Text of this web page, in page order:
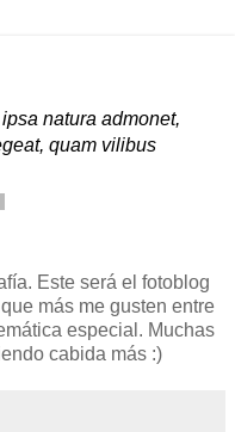
natura admonet,
quam vilibus
Este será el fotoblog
más me gusten entre
especial. Muchas
cabida más :)